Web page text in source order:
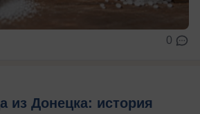
0
из Донецка: история